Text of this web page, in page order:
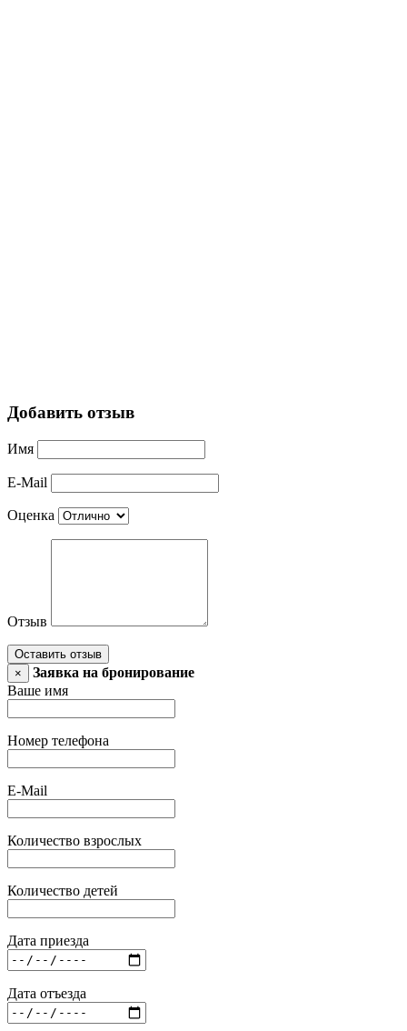
Добавить отзыв
Имя
E-Mail
Оценка
Отзыв
Оставить отзыв
×
Заявка на бронирование
Ваше имя
Номер телефона
E-Mail
Количество взрослых
Количество детей
Дата приезда
Дата отъезда